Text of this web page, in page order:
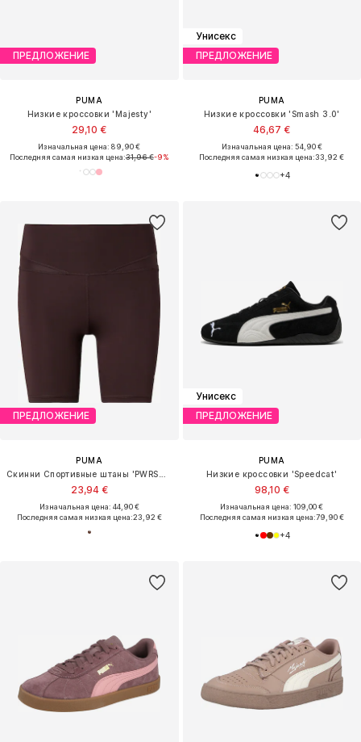
ПРЕДЛОЖЕНИЕ
PUMA
Низкие кроссовки 'Majesty'
29,10 €
Изначальная цена: 89,90 €
Последняя самая низкая цена:31,96 €-9%
Унисекс
ПРЕДЛОЖЕНИЕ
PUMA
Низкие кроссовки 'Smash 3.0'
46,67 €
Изначальная цена: 54,90 €
Последняя самая низкая цена:33,92 €
+4
ПРЕДЛОЖЕНИЕ
PUMA
23,94 €
Изначальная цена: 44,90 €
Последняя самая низкая цена:23,92 €
Унисекс
ПРЕДЛОЖЕНИЕ
PUMA
Низкие кроссовки 'Speedcat'
98,10 €
Изначальная цена: 109,00 €
Последняя самая низкая цена:79,90 €
+4